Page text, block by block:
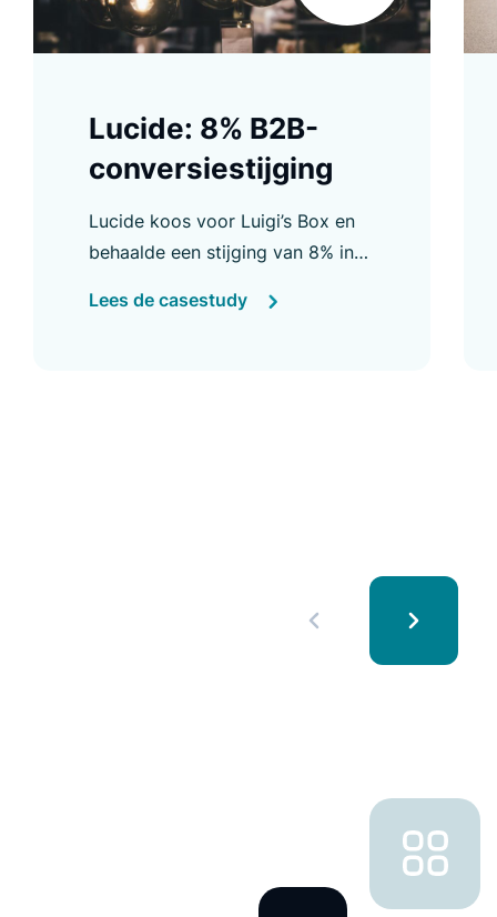
Lucide: 8% B2B-
conversiestijging
Lucide koos voor Luigi’s Box en
behaalde een stijging van 8% in
verbeteringen. Ontdek er meer
Lees de casestudy